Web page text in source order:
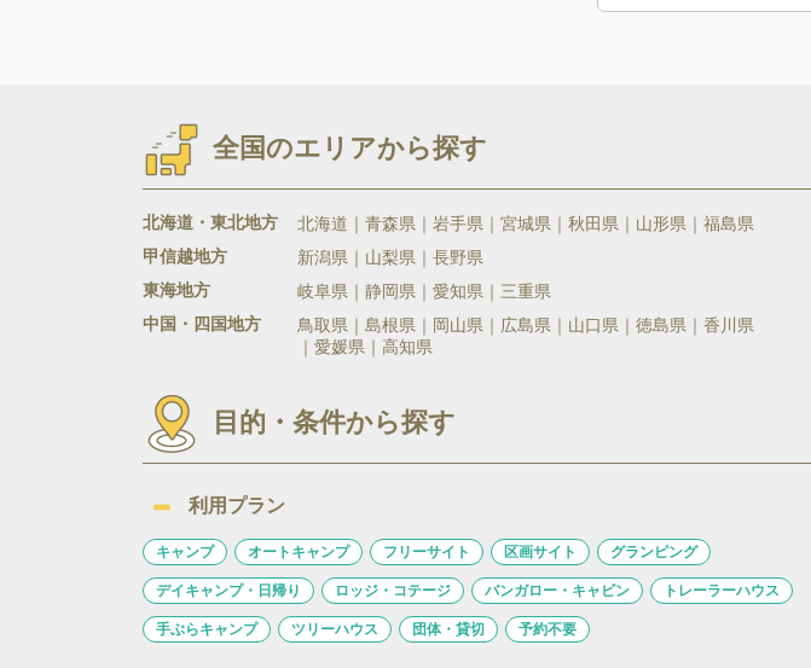
全国のエリアから探す
北海道・東北地方 北海道 青森県 岩手県 宮城県 秋田県 山形県 福島県
甲信越地方
新潟県 山梨県 長野県
東海地方
岐阜県 静岡県 愛知県 三重県
中国・四国地方
鳥取県 島根県 岡山県 広島県 山口県 徳島県
香川県
愛媛県
高知県
目的・条件から探す
利用プラン
キャンプ オートキャンプ フリーサイト 区画サイト グランピング
デイキャンプ・日帰り ロッジ・コテージ バンガロー・キャビン トレーラーハウス
手ぶらキャンプ ツリーハウス 団体・貸切 予約不要